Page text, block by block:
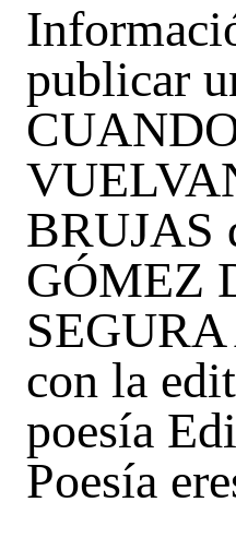
publicar
BRUJAS
GÓMEZ
con la
poesía
Poesía